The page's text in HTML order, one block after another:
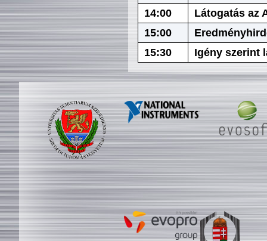
14:00
Látogatás az
15:00
15:30
Igény szerint